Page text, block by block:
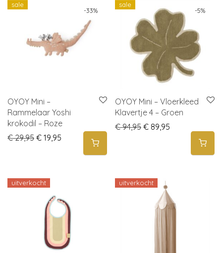
-33%
sale
OYOY Mini –
Rammelaar Yoshi
krokodil – Roze
€29,95 Original price was: € 29,95.
€ 19,95 Current price is: € 19,95.
-5%
sale
OYOY Mini – Vloerkleed
Klavertje 4 – Groen
€94,95 Original price was: €
€ 89,95
uitverkocht uitverkocht